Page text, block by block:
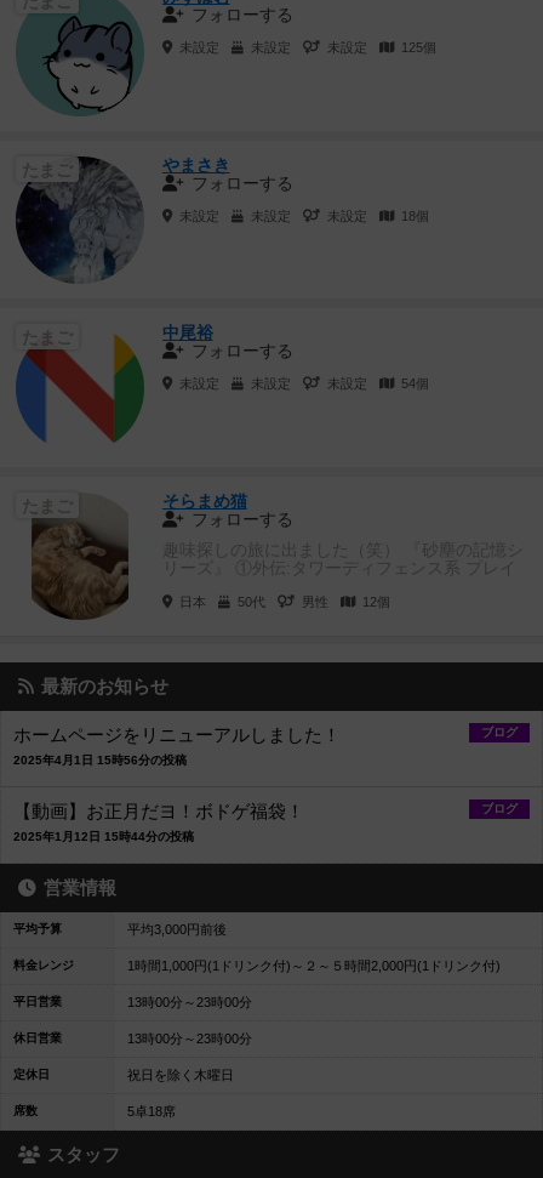
フォローする
未設定 未設定 未設定 125個
たまご
やまさき
フォローする
未設定 未設定 未設定 18個
たまご
中尾裕
フォローする
未設定 未設定 未設定 54個
たまご
そらまめ猫
フォローする
趣味探しの旅に出ました（笑） 『砂塵の記憶シ
リーズ』 ①外伝:タワーディフェンス系 プレイ
日本 50代 男性 12個
最新のお知らせ
ブログ
ホームページをリニューアルしました！
2025年4月1日 15時56分の投稿
ブログ
【動画】お正月だヨ！ボドゲ福袋！
2025年1月12日 15時44分の投稿
営業情報
平均予算 平均3,000円前後
料金レンジ 1時間1,000円(1ドリンク付)～２～５時間2,000円(1ドリンク付)
平日営業 13時00分～23時00分
休日営業 13時00分～23時00分
定休日 祝日を除く木曜日
席数 5卓18席
スタッフ